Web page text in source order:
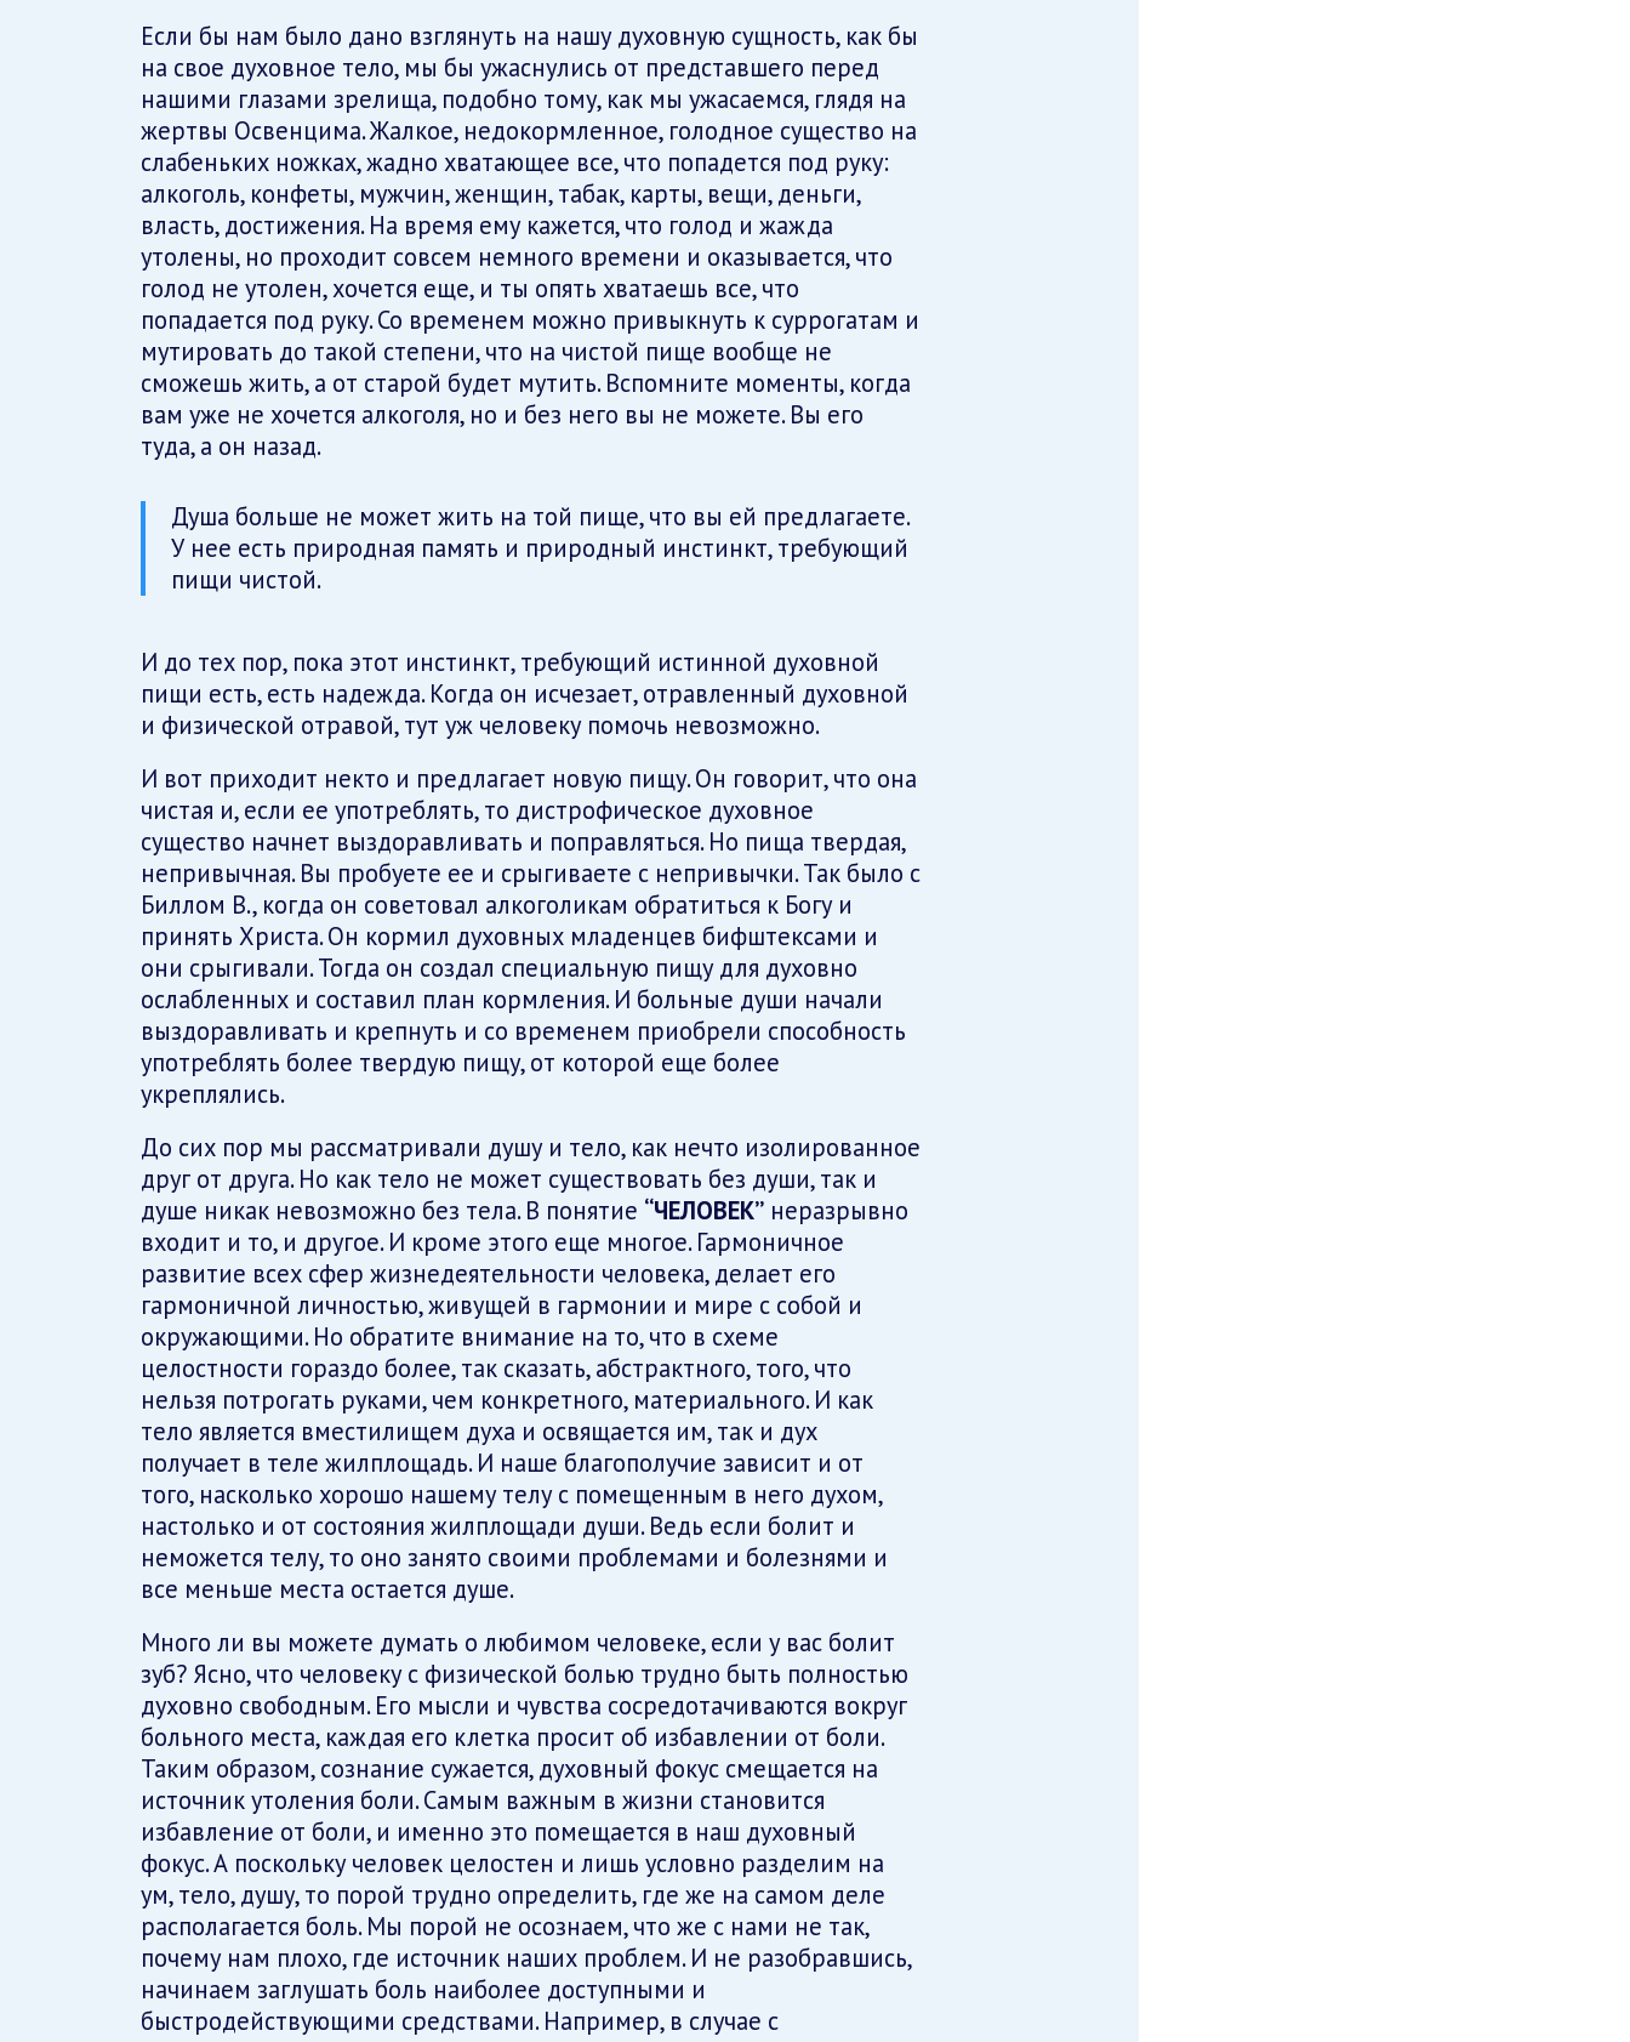
Если бы нам было дано взглянуть на нашу духовную сущность, как бы
на свое духовное тело, мы бы ужаснулись от представшего перед
нашими глазами зрелища, подобно тому, как мы ужасаемся, глядя на
жертвы Освенцима. Жалкое, недокормленное, голодное существо на
слабеньких ножках, жадно хватающее все, что попадется под руку:
алкоголь, конфеты, мужчин, женщин, табак, карты, вещи, деньги,
власть, достижения. На время ему кажется, что голод и жажда
утолены, но проходит совсем немного времени и оказывается, что
голод не утолен, хочется еще, и ты опять хватаешь все, что
попадается под руку. Со временем можно привыкнуть к суррогатам и
мутировать до такой степени, что на чистой пище вообще не
сможешь жить, а от старой будет мутить. Вспомните моменты, когда
вам уже не хочется алкоголя, но и без него вы не можете. Вы его
туда, а он назад.
Душа больше не может жить на той пище, что вы ей предлагаете.
У нее есть природная память и природный инстинкт, требующий
пищи чистой.
И до тех пор, пока этот инстинкт, требующий истинной духовной
пищи есть, есть надежда. Когда он исчезает, отравленный духовной
и физической отравой, тут уж человеку помочь невозможно.
И вот приходит некто и предлагает новую пищу. Он говорит, что она
чистая и, если ее употреблять, то дистрофическое духовное
существо начнет выздоравливать и поправляться. Но пища твердая,
непривычная. Вы пробуете ее и срыгиваете с непривычки. Так было с
Биллом В., когда он советовал алкоголикам обратиться к Богу и
принять Христа. Он кормил духовных младенцев бифштексами и
они срыгивали. Тогда он создал специальную пищу для духовно
ослабленных и составил план кормления. И больные души начали
выздоравливать и крепнуть и со временем приобрели способность
употреблять более твердую пищу, от которой еще более
укреплялись.
До сих пор мы рассматривали душу и тело, как нечто изолированное
друг от друга. Но как тело не может существовать без души, так и
душе никак невозможно без тела. В понятие “ЧЕЛОВЕК”неразрывно
входит и то, и другое. И кроме этого еще многое. Гармоничное
развитие всех сфер жизнедеятельности человека, делает его
гармоничной личностью, живущей в гармонии и мире с собой и
окружающими. Но обратите внимание на то, что в схеме
целостности гораздо более, так сказать, абстрактного, того, что
нельзя потрогать руками, чем конкретного, материального. И как
тело является вместилищем духа и освящается им, так и дух
получает в теле жилплощадь. И наше благополучие зависит и от
того, насколько хорошо нашему телу с помещенным в него духом,
настолько и от состояния жилплощади души. Ведь если болит и
неможется телу, то оно занято своими проблемами и болезнями и
все меньше места остается душе.
Много ли вы можете думать о любимом человеке, если у вас болит
зуб? Ясно, что человеку с физической болью трудно быть полностью
духовно свободным. Его мысли и чувства сосредотачиваются вокруг
больного места, каждая его клетка просит об избавлении от боли.
Таким образом, сознание сужается, духовный фокус смещается на
источник утоления боли. Самым важным в жизни становится
избавление от боли, и именно это помещается в наш духовный
фокус. А поскольку человек целостен и лишь условно разделим на
ум, тело, душу, то порой трудно определить, где же на самом деле
располагается боль. Мы порой не осознаем, что же с нами не так,
почему нам плохо, где источник наших проблем. И не разобравшись,
начинаем заглушать боль наиболее доступными и
быстродействующими средствами. Например, в случае с